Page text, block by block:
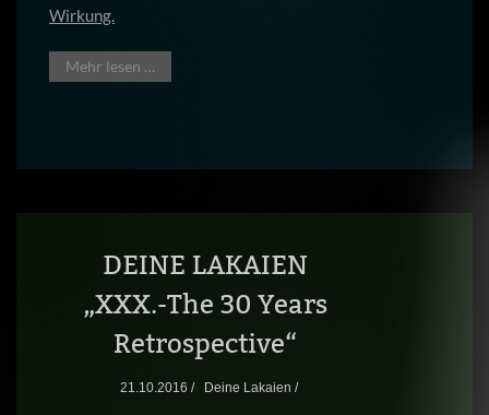
Wirkung.
Mehr lesen …
DEINE LAKAIEN
„XXX.-The 30 Years
Retrospective“
21.10.2016 / Deine Lakaien /